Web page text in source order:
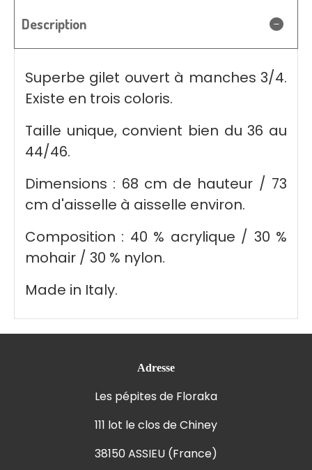
Description
Superbe gilet ouvert à manches 3/4.
Existe en trois coloris.
Taille unique, convient bien du 36 au
44/46.
Dimensions : 68 cm de hauteur / 73
cm d'aisselle à aisselle environ.
Composition : 40 % acrylique / 30 %
mohair / 30 % nylon.
Made in Italy.
Adresse
Les pépites de Floraka
111 lot le clos de Chiney
38150 ASSIEU (France)